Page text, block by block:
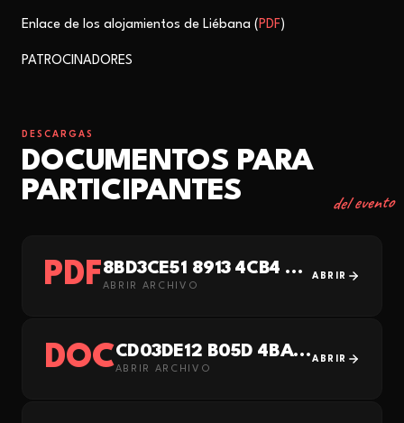
Enlace de los alojamientos de Liébana (PDF )
PATROCINADORES
DESCARGAS
DOCUMENTOS PARA
PARTICIPANTES
del evento
PDF 8BD3CE51 8913 4CB4 83B2 FF13E6AEA2DA
ABRIR ARCHIVO
ABRIR
DOC CD03DE12 B05D 4BAB 86F3 1E02795C1689
ABRIR ARCHIVO
ABRIR